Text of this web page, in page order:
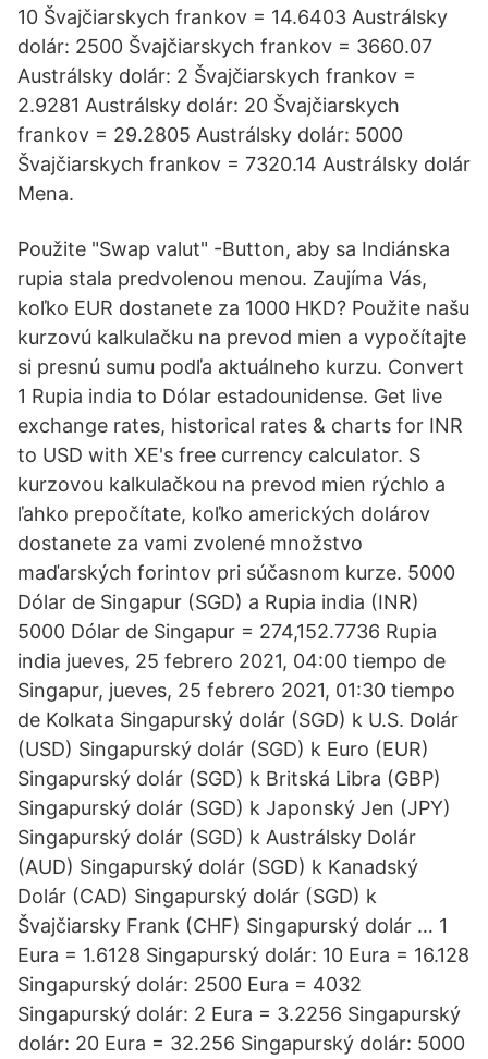
10 Švajčiarskych frankov = 14.6403 Austrálsky
dolár: 2500 Švajčiarskych frankov = 3660.07
Austrálsky dolár: 2 Švajčiarskych frankov =
2.9281 Austrálsky dolár: 20 Švajčiarskych
frankov = 29.2805 Austrálsky dolár: 5000
Švajčiarskych frankov = 7320.14 Austrálsky dolár
Mena.
Použite "Swap valut" -Button, aby sa Indiánska
rupia stala predvolenou menou. Zaujíma Vás,
koľko EUR dostanete za 1000 HKD? Použite našu
kurzovú kalkulačku na prevod mien a vypočítajte
si presnú sumu podľa aktuálneho kurzu. Convert
1 Rupia india to Dólar estadounidense. Get live
exchange rates, historical rates & charts for INR
to USD with XE's free currency calculator. S
kurzovou kalkulačkou na prevod mien rýchlo a
ľahko prepočítate, koľko amerických dolárov
dostanete za vami zvolené množstvo
maďarských forintov pri súčasnom kurze. 5000
Dólar de Singapur (SGD) a Rupia india (INR)
5000 Dólar de Singapur = 274,152.7736 Rupia
india jueves, 25 febrero 2021, 04:00 tiempo de
Singapur, jueves, 25 febrero 2021, 01:30 tiempo
de Kolkata Singapurský dolár (SGD) k U.S. Dolár
(USD) Singapurský dolár (SGD) k Euro (EUR)
Singapurský dolár (SGD) k Britská Libra (GBP)
Singapurský dolár (SGD) k Japonský Jen (JPY)
Singapurský dolár (SGD) k Austrálsky Dolár
(AUD) Singapurský dolár (SGD) k Kanadský
Dolár (CAD) Singapurský dolár (SGD) k
Švajčiarsky Frank (CHF) Singapurský dolár … 1
Eura = 1.6128 Singapurský dolár: 10 Eura = 16.128
Singapurský dolár: 2500 Eura = 4032
Singapurský dolár: 2 Eura = 3.2256 Singapurský
dolár: 20 Eura = 32.256 Singapurský dolár: 5000